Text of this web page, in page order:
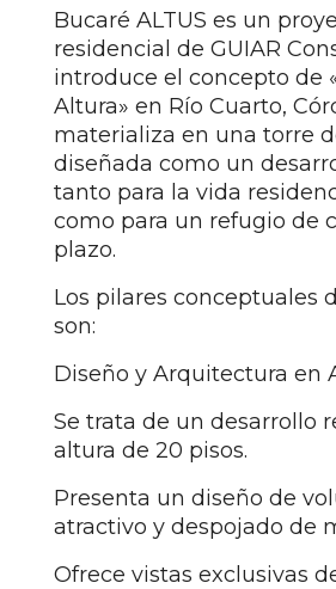
Bucaré ALTUS es un
residencial de GUIAR
introduce el concepto de
Altura» en Río Cuarto,
materializa en una torre
diseñada como un
tanto para la vida
como para un refugio de
plazo.
Los pilares conceptuales
son:
Diseño y Arquitectura en
Se trata de un desarrollo
altura de 20 pisos.
Presenta un diseño de
atractivo y despojado de
Ofrece vistas exclusivas